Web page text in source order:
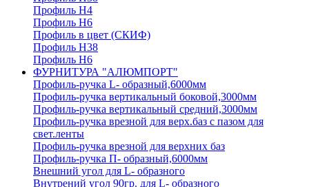
Профиль H4
Профиль H6
Профиль в цвет (СКИФ)
Профиль H38
Профиль H6
ФУРНИТУРА "АЛЮМПОРТ"
Профиль-ручка L- образный,6000мм
Профиль-ручка вертикальный боковой,3000мм
Профиль-ручка вертикальный средний,3000мм
Профиль-ручка врезной для верх.баз с пазом для
свет.ленты
Профиль-ручка врезной для верхних баз
Профиль-ручка П- образный,6000мм
Внешний угол для L- образного
Внутрений угол 90гр. для L- образного